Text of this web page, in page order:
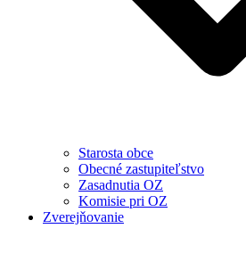
Starosta obce
Obecné zastupiteľstvo
Zasadnutia OZ
Komisie pri OZ
Zverejňovanie